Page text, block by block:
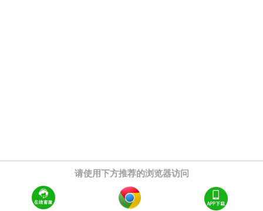
请使用下方推荐的浏览器访问